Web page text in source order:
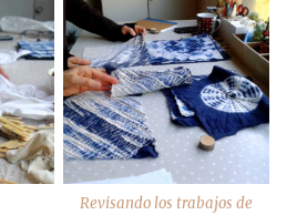
Revisando los trabajos de